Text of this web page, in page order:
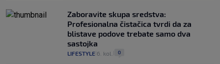
Zaboravite skupa sredstva:
Profesionalna čistačica tvrdi da za
blistave podove trebate samo dva
sastojka
LIFESTYLE 6. kol. 0